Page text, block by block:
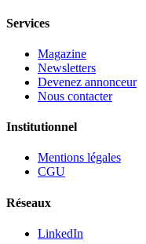
Services
Magazine
Newsletters
Devenez annonceur
Nous contacter
Institutionnel
Mentions légales
CGU
Réseaux
LinkedIn